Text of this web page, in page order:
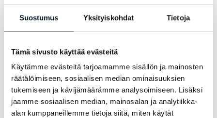
Suostumus Yksityiskohdat Tietoja
Tämä sivusto käyttää evästeitä
Käytämme evästeitä tarjoamamme sisällön ja mainosten
räätälöimiseen, sosiaalisen median ominaisuuksien
tukemiseen ja kävijämäärämme analysoimiseen. Lisäksi
jaamme sosiaalisen median, mainosalan ja analytiikka-
alan kumppaneillemme tietoja siitä, miten käytät
Lotta Perjola
koulutusasiantuntija
p. +358 40 352 6664
lotta.perjola@bondata.fi
Lue lisää